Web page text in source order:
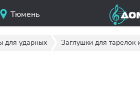
Тюмень
для ударных Заглушки для тарелок